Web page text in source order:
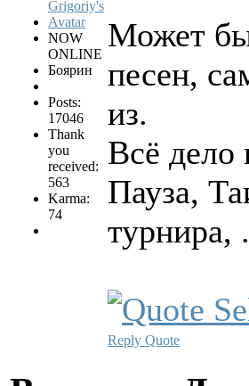
NOW
ONLINE
Боярин
Posts:
17046
Thank
you
received:
563
Karma:
74
Может
песен,
из.
Всё
Пауза,
турнира,
Reply Quote